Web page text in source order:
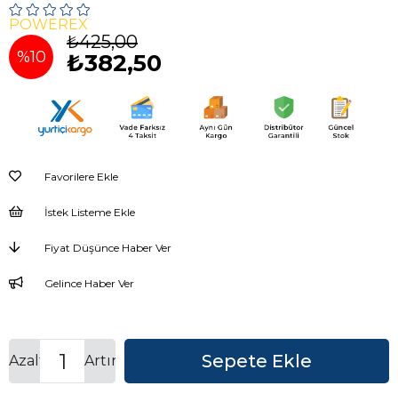
POWEREX
%10
İndirim
₺425,00
₺382,50
Favorilere Ekle
İstek Listeme Ekle
Fiyat Düşünce Haber Ver
Gelince Haber Ver
Artır
Azalt